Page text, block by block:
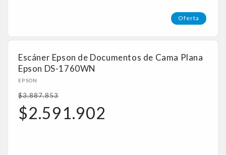
Oferta
Escáner Epson de Documentos de Cama Plana
Epson DS-1760WN
Proveedor:
EPSON
Precio
habitual
$3.887.853
Precio
de
$2.591.902